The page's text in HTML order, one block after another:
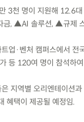
3천 명이 지원해 12.6
, ▲AI 솔루션, ▲규제
업·벤처 캠퍼스에서 전
등 120여 명이 참석하
지역별 오리엔테이션
혜택이 제공될 예정임.